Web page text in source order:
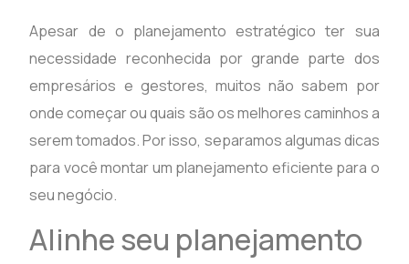
Apesar de o planejamento estratégico ter sua
necessidade reconhecida por grande parte dos
empresários e gestores, muitos não sabem por
onde começar ou quais são os melhores caminhos a
serem tomados. Por isso, separamos algumas dicas
para você montar um planejamento eficiente para o
seu negócio.
Alinhe seu planejamento